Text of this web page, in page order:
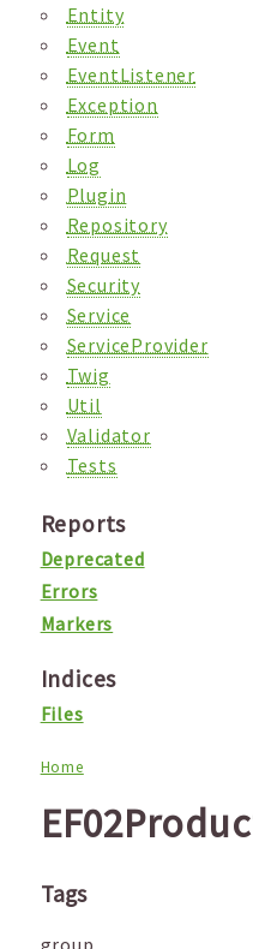
Entity
Event
EventListener
Exception
Form
Log
Plugin
Repository
Request
Security
Service
ServiceProvider
Twig
Util
Validator
Tests
Reports
Deprecated
Errors
Markers
Indices
Files
Home
Tags